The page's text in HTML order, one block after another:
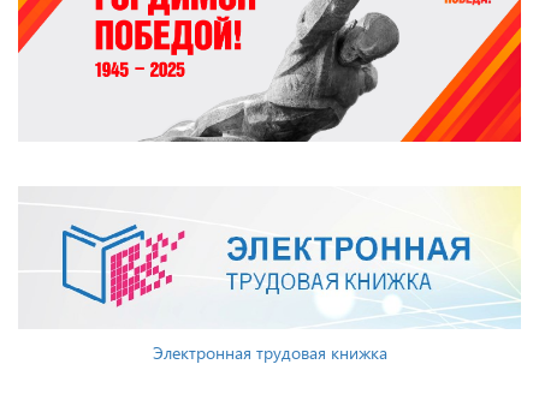
Электронная трудовая книжка